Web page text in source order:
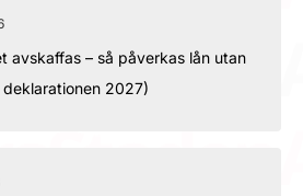
avskaffas – så påverkas lån utan
2027)